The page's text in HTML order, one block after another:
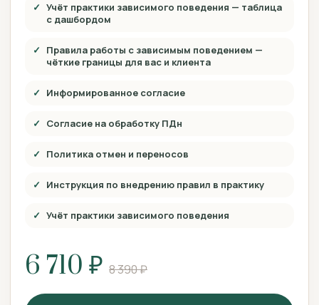
Учёт практики зависимого поведения — таблица
с дашбордом
Правила работы с зависимым поведением —
чёткие границы для вас и клиента
Информированное согласие
Согласие на обработку ПДн
Политика отмен и переносов
Инструкция по внедрению правил в практику
Учёт практики зависимого поведения
6 710 ₽ 8 390 ₽